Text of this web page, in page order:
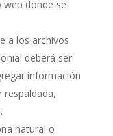
web donde se
a los archivos
deberá ser
información
respaldada,
natural o